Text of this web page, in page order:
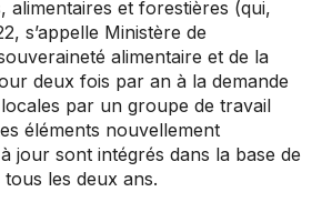
alimentaires et forestières (qui,
s’appelle Ministère de
alimentaire et de la
deux fois par an à la demande
par un groupe de travail
éléments nouvellement
jour sont intégrés dans la base de
les deux ans.